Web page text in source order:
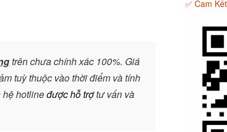
trên chưa chính xác 100%. Giá
tuỳ thuộc vào thời điểm và tính
hệ hotlineđượchỗ trợtư vấn và
✅ Cam